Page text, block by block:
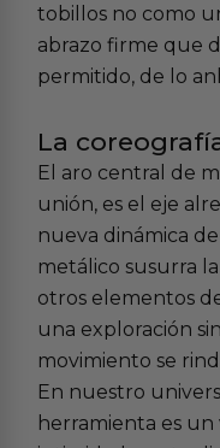
tobillos no como
abrazo firme que
permitido, de lo
La
El aro central de
unión, es el eje
nueva dinámica
metálico susurra
otros elementos
una exploración
movimiento se
En nuestro
herramienta es